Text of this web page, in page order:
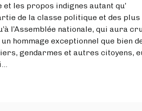
les propos indignes autant qu’
de la classe politique et des plus
l’Assemblée nationale, qui aura
hommage exceptionnel que bien
gendarmes et autres citoyens,